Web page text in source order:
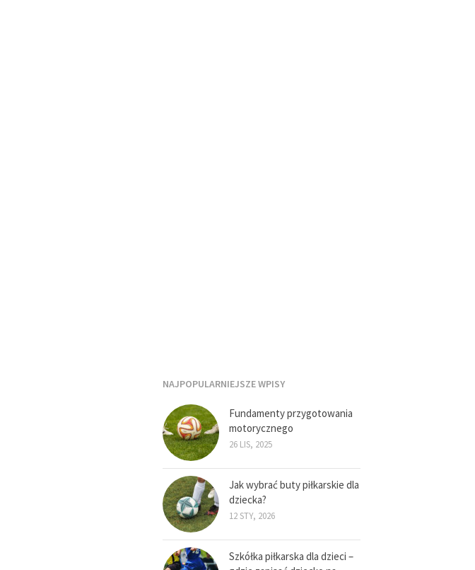
NAJPOPULARNIEJSZE WPISY
Fundamenty przygotowania
motorycznego
26 LIS, 2025
Jak wybrać buty piłkarskie dla
dziecka?
12 STY, 2026
Szkółka piłkarska dla dzieci –